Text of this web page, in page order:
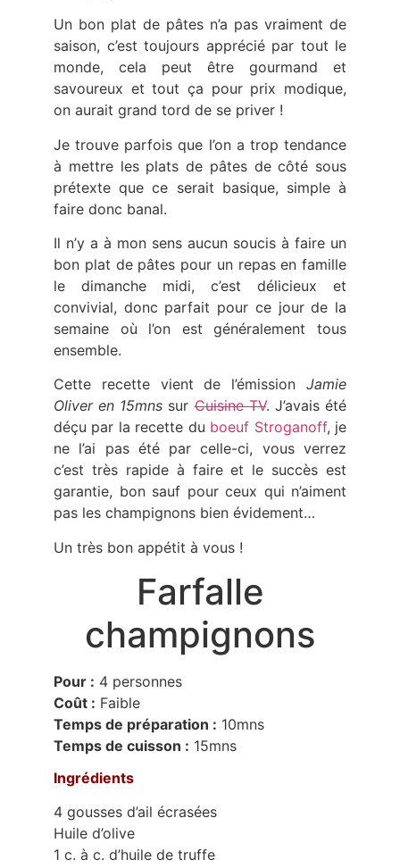
Un bon plat de pâtes n’a pas vraiment de
saison, c’est toujours apprécié par tout le
monde, cela peut être gourmand et
savoureux et tout ça pour prix modique,
on aurait grand tord de se priver !
Je trouve parfois que l’on a trop tendance
à mettre les plats de pâtes de côté sous
prétexte que ce serait basique, simple à
faire donc banal.
Il n’y a à mon sens aucun soucis à faire un
bon plat de pâtes pour un repas en famille
le dimanche midi, c’est délicieux et
convivial, donc parfait pour ce jour de la
semaine où l’on est généralement tous
ensemble.
Cette recette vient de l’émission Jamie
Oliver en 15mns surCuisine TV. J’avais été
déçu par la recette du boeuf Stroganoff, je
ne l’ai pas été par celle-ci, vous verrez
c’est très rapide à faire et le succès est
garantie, bon sauf pour ceux qui n’aiment
pas les champignons bien évidement…
Un très bon appétit à vous !
Farfalle
champignons
Pour : 4 personnes
Coût : Faible
Temps de préparation : 10mns
Temps de cuisson : 15mns
Ingrédients
4 gousses d’ail écrasées
Huile d’olive
1 c. à c. d’huile de truffe